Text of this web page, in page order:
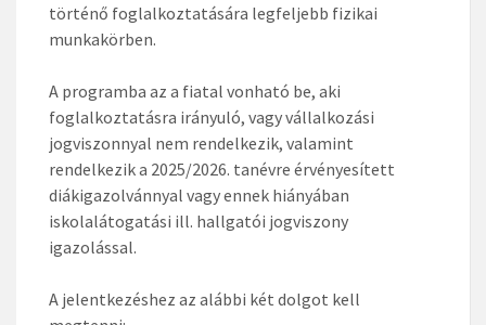
történő foglalkoztatására legfeljebb fizikai
munkakörben.
A programba az a fiatal vonható be, aki
foglalkoztatásra irányuló, vagy vállalkozási
jogviszonnyal nem rendelkezik, valamint
rendelkezik a 2025/2026. tanévre érvényesített
diákigazolvánnyal vagy ennek hiányában
iskolalátogatási ill. hallgatói jogviszony
igazolással.
A jelentkezéshez az alábbi két dolgot kell